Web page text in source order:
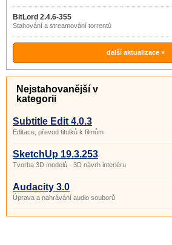
BitLord 2.4.6-355
Stahování a streamování torrentů
další aktualizace »
Nejstahovanější v
kategorii
Subtitle Edit 4.0.3
Editace, převod titulků k filmům
SketchUp 19.3.253
Tvorba 3D modelů - 3D návrh interiéru
Audacity 3.0
Úprava a nahrávání audio souborů